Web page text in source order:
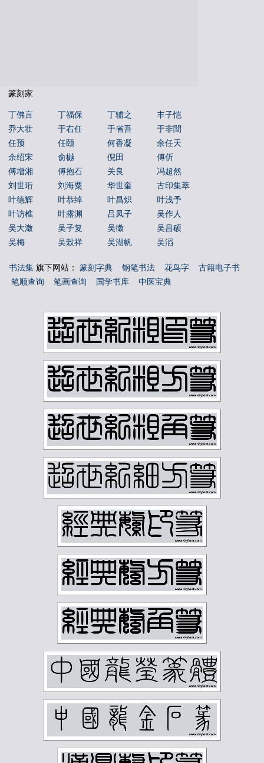
篆刻家
丁佛言 丁福保 丁辅之
丰子恺
乔大壮
于右任 于省吾
于非闇
任预
任颐 何香凝
余任天
余绍宋
俞樾 倪田
傅伒
傅增湘
傅抱石 关良
冯超然
刘世珩
刘海粟 华世奎
古印集萃
叶德辉
叶恭绰 叶昌炽
叶浅予
叶访樵
叶露渊 吕凤子
吴作人
吴大澂
吴子复 吴徵
吴昌硕
吴梅
吴榖祥 吴湖帆
吴滔
吴镜汀
周叔弢 周昌榖
周铁衡
唐云
唐醉石 商承祚
姚华
寇遐 寿石工
居廉
庞元济 康有为
康殷
张书旂 张伯英
张伯驹
张大千 张大壮
张宗祥
徐三庚 徐世昌
徐悲鸿
徐燕孙 徐生翁
方介堪
易孺 曾熙
朱复戡
李叔同 李可染
李瑞清
李苦禅 李葆恂
来楚生
林散之 林纾
林风眠
汪鸣銮 沈尹默
沈曾植
沙孟海 河海霞
溥儒
潘天寿 王世镗
王个簃
王懿荣 王梦白
王森然
王蘧常 王遐举
王震
石鲁 祁崑
祝嘉
秦咢生 程璋
章士钊
童雪鸿 端方
反字字典
简经纶 篆刻字典
经亨颐
罗振玉 罗福颐
翁同龢
胡佩衡 胡光炜
胡钁
萧劳 萧娴
萧蜕庵
萧龙士 董寿平
蒋汝藻
蔡鹤汀 蔡鹤洲
虚谷
裴景福 诸乐三
谢国桢
谢稚柳 谭延闿
费念慈
赵石 赵铁山
邓尔雅
邵宇
郑孝胥 郑文焯
郑昶
郭味蕖 郭沫若
郭风惠
书法集 旗下网站： 篆刻字典 钢笔书法 花鸟字
古籍电子书
笔顺查询
笔画查询 国学书库 中医宝典